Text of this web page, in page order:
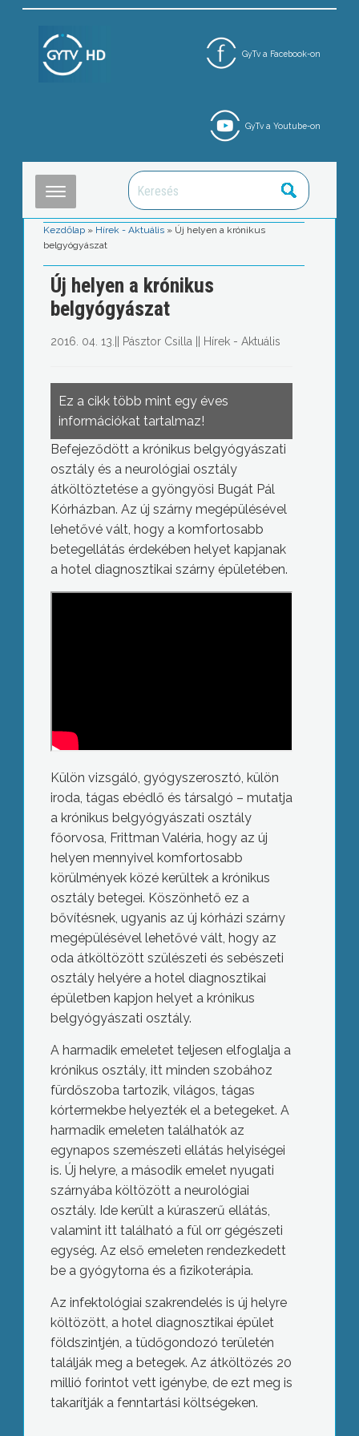
GyTv a Facebook-on
GyTv a Youtube-on
Kezdőlap » Hírek - Aktuális » Új helyen a krónikus
belgyógyászat
Új helyen a krónikus
belgyógyászat
2016. 04. 13. Pásztor Csilla Hírek - Aktuális
Ez a cikk több mint egy éves
információkat tartalmaz!
Befejeződött a krónikus belgyógyászati
osztály és a neurológiai osztály
átköltöztetése a gyöngyösi Bugát Pál
Kórházban. Az új szárny megépülésével
lehetővé vált, hogy a komfortosabb
betegellátás érdekében helyet kapjanak
a hotel diagnosztikai szárny épületében.
Külön vizsgáló, gyógyszerosztó, külön
iroda, tágas ebédlő és társalgó – mutatja
a krónikus belgyógyászati osztály
főorvosa, Frittman Valéria, hogy az új
helyen mennyivel komfortosabb
körülmények közé kerültek a krónikus
osztály betegei. Köszönhető ez a
bővítésnek, ugyanis az új kórházi szárny
megépülésével lehetővé vált, hogy az
oda átköltözött szülészeti és sebészeti
osztály helyére a hotel diagnosztikai
épületben kapjon helyet a krónikus
belgyógyászati osztály.
A harmadik emeletet teljesen elfoglalja a
krónikus osztály, itt minden szobához
fürdőszoba tartozik, világos, tágas
kórtermekbe helyezték el a betegeket. A
harmadik emeleten találhatók az
egynapos szemészeti ellátás helyiségei
is. Új helyre, a második emelet nyugati
szárnyába költözött a neurológiai
osztály. Ide került a kúraszerű ellátás,
valamint itt található a fül orr gégészeti
egység. Az első emeleten rendezkedett
be a gyógytorna és a fizikoterápia.
Az infektológiai szakrendelés is új helyre
költözött, a hotel diagnosztikai épület
földszintjén, a tüdőgondozó területén
találják meg a betegek. Az átköltözés 20
millió forintot vett igénybe, de ezt meg is
takarítják a fenntartási költségeken.